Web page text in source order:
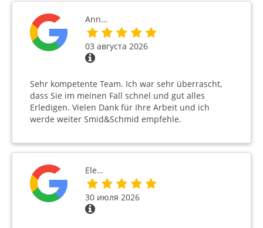
Ann…
03 августа 2026
Sehr kompetente Team. Ich war sehr überrascht,
dass Sie im meinen Fall schnel und gut alles
Erledigen. Vielen Dank für Ihre Arbeit und ich
werde weiter Smid&Schmid empfehle.
Ele…
30 июля 2026